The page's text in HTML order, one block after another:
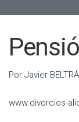
Por Javier
www.divorcios-